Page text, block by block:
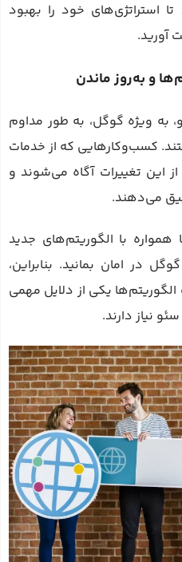
استراتژی‌های خود را بهبود
آورید.
به ویژه گوگل، به طور مداوم
کسب‌وکارهایی که از خدمات
این تغییرات آگاه می‌شوند و
می‌دهند.
با الگوریتم‌های جدید
در امان بمانید. بنابراین،
الگوریتم‌ها یکی از دلایل مهمی
نیاز دارند.